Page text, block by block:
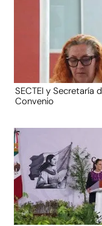
SECTEI y Secretaría
Convenio